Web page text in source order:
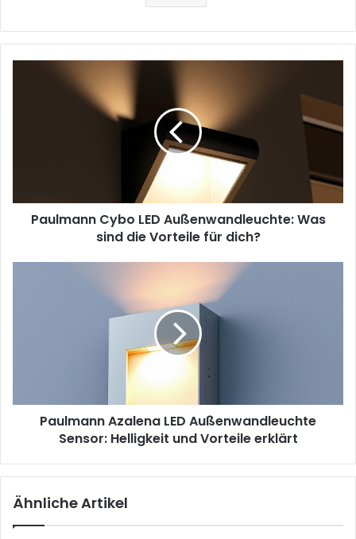
Außenwandleuchte:
für
dich?Paulmann Cybo LED Außenwandleuchte: Was
sind die Vorteile für dich?
erklärt
Paulmann Azalena LED Außenwandleuchte
Sensor: Helligkeit und Vorteile erklärt
Ähnliche Artikel